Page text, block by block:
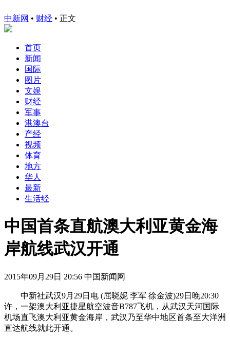
中新网 • 财经 • 正文
首页
新闻
国际
图片
文娱
财经
军事
港澳台
产经
视频
体育
地方
华人
最新
生活经
中国首条直航澳大利亚黄金海
岸航线武汉开通
2015年09月29日 20:56 中国新闻网
中新社武汉9月29日电 (屈晓妮 李军 徐金波)29日晚20:30
许，一架澳大利亚捷星航空波音B787飞机，从武汉天河国际
机场直飞澳大利亚黄金海岸，武汉乃至华中地区首条至大洋洲
直达航线就此开通。